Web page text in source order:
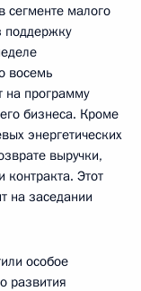
сегменте малого
поддержку
восемь
на программу
бизнеса. Кроме
энергетических
выручки,
контракта. Этот
на заседании
особое
развития